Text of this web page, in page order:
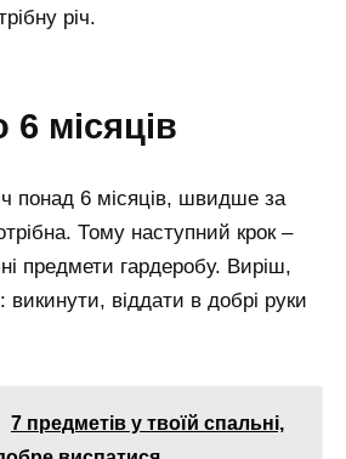
річ.
місяців
понад 6 місяців, швидше за
Тому наступний крок –
предмети гардеробу. Виріш,
віддати в добрі руки
7 предметів у твоїй спальні,